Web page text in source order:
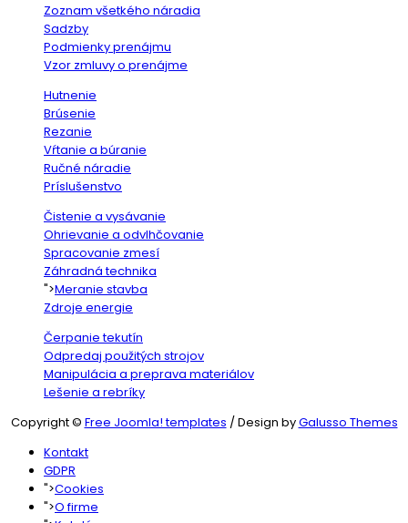
Zoznam všetkého náradia
Sadzby
Podmienky prenájmu
Vzor zmluvy o prenájme
Hutnenie
Brúsenie
Rezanie
Vŕtanie a búranie
Ručné náradie
Príslušenstvo
Čistenie a vysávanie
Ohrievanie a odvlhčovanie
Spracovanie zmesí
Záhradná technika
">Meranie stavba
Zdroje energie
Čerpanie tekutín
Odpredaj použitých strojov
Manipulácia a preprava materiálov
Lešenie a rebríky
Copyright © Free Joomla! templates / Design byGalusso Themes
Kontakt
GDPR
">Cookies
">O firme